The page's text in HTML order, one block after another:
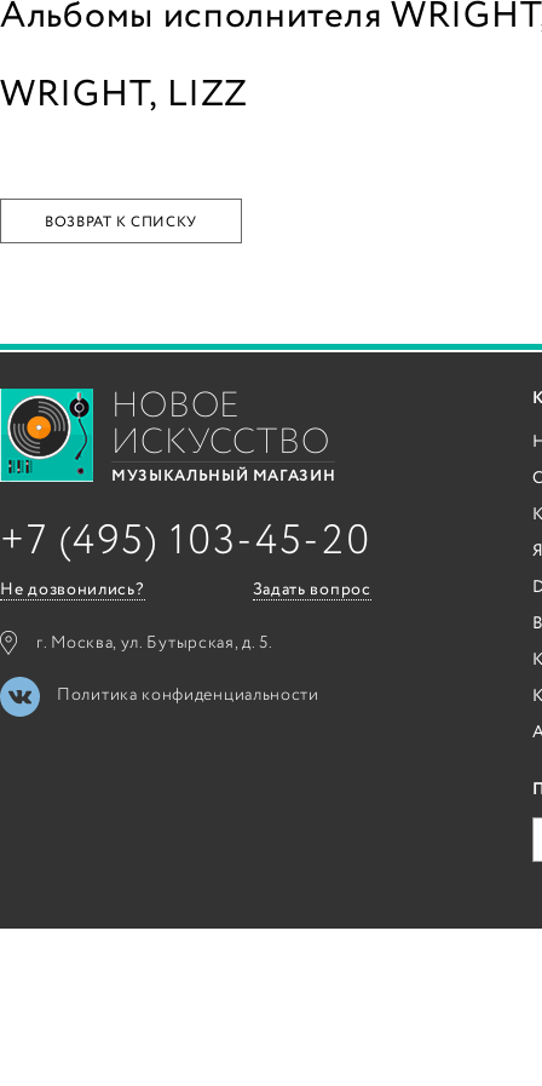
Альбомы исполнителя
WRIGHT, LIZZ
ВОЗВРАТ К СПИСКУ
НОВОЕ
ИСКУССТВО
МУЗЫКАЛЬНЫЙ МАГАЗИН
+7 (495) 103-45-20
Не дозвонились? Задать вопрос
г. Москва, ул. Бутырская, д. 5.
Политика конфиденциальности